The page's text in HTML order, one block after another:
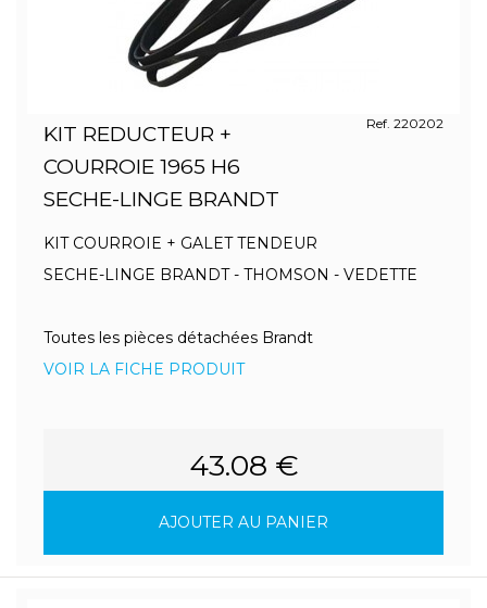
KIT REDUCTEUR +
COURROIE 1965 H6
SECHE-LINGE BRANDT
Ref. 220202
KIT COURROIE + GALET TENDEUR
SECHE-LINGE BRANDT - THOMSON - VEDETTE
Toutes les pièces détachées Brandt
VOIR LA FICHE PRODUIT
43.08 €
AJOUTER AU PANIER